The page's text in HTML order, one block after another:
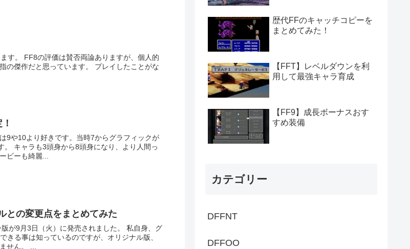
、個人的
9や10より好きです。当時7からグラフィックが
間っ
ビーも綺麗...
との変更点をまとめてみた
3日（火）に発売されました。 私自身、グ
きる事は知っているのですが、オリジナル版、
歴代FFのキャッチコピーを
まとめてみた！
【FFT】レベルダウンを利
用して最強キャラ育成
【FF9】成長ボーナスおす
すめ装備
カテゴリー
DFFNT
DFFOO